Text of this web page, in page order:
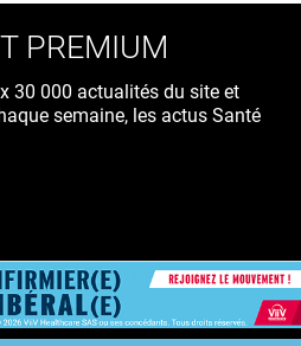
PREMIUM
30 000 actualités du site et
semaine, les actus Santé